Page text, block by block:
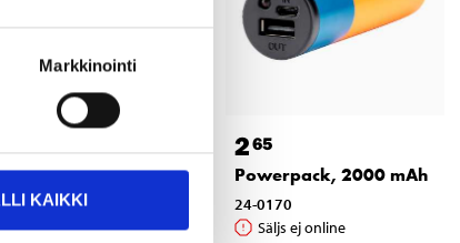
Markkinointi
KAIKKI
till förvaringslåda
440, 28-441 och 28-
265
Powerpack, 2000 mAh
24-0170
Säljs ej online